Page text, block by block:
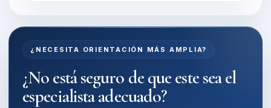
¿NECESITA ORIENTACIÓN MÁS AMPLIA?
¿No está seguro de que este sea el
especialista adecuado?